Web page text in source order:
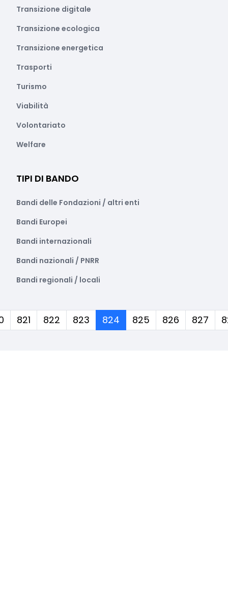
Transizione digitale
Transizione ecologica
Transizione energetica
Trasporti
Turismo
Viabilità
Volontariato
Welfare
TIPI DI BANDO
Bandi delle Fondazioni / altri enti
Bandi Europei
Bandi internazionali
Bandi nazionali / PNRR
Bandi regionali / locali
821 822 823 824(corrente)
825 826 827